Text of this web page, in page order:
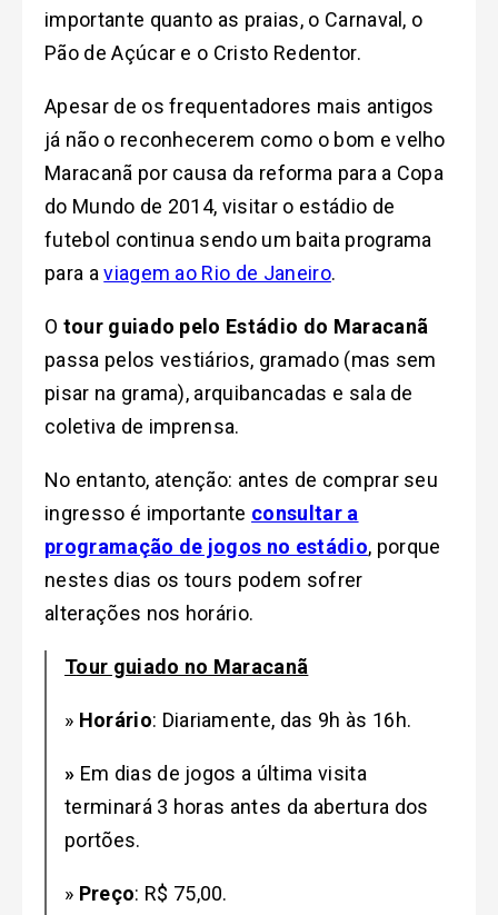
importante quanto as praias, o Carnaval, o
Pão de Açúcar e o Cristo Redentor.
Apesar de os frequentadores mais antigos
já não o reconhecerem como o bom e velho
Maracanã por causa da reforma para a Copa
do Mundo de 2014, visitar o estádio de
futebol continua sendo um baita programa
para aviagem ao Rio de Janeiro.
O tour guiado pelo Estádio do Maracanã
passa pelos vestiários, gramado (mas sem
pisar na grama), arquibancadas e sala de
coletiva de imprensa.
No entanto, atenção: antes de comprar seu
ingresso é importante consultar a
programação de jogos no estádio, porque
nestes dias os tours podem sofrer
alterações nos horário.
Tour guiado no Maracanã
» Horário: Diariamente, das 9h às 16h.
» Em dias de jogos a última visita
terminará 3 horas antes da abertura dos
portões.
» Preço: R$ 75,00.